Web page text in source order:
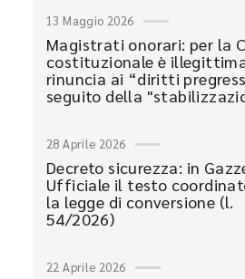
13 Maggio 2026
Magistrati onorari: per la
costituzionale è
rinuncia ai “diritti
seguito della
28 Aprile 2026
Decreto sicurezza: in
Ufficiale il testo
la legge di conversione (l.
54/2026)
22 Aprile 2026